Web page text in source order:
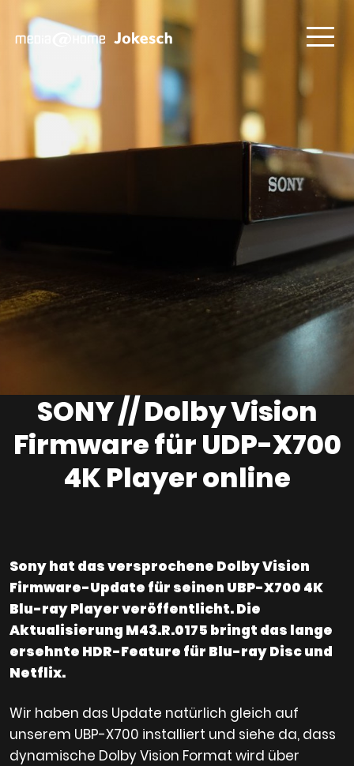
SONY // Dolby Vision
Firmware für UDP-X700
4K Player online
Sony hat das versprochene Dolby Vision
Firmware-Update für seinen UBP-X700 4K
Blu-ray Player veröffentlicht. Die
Aktualisierung M43.R.0175 bringt das lange
ersehnte HDR-Feature für Blu-ray Disc und
Netflix.
Wir haben das Update natürlich gleich auf
unserem UBP-X700 installiert und siehe da, dass
dynamische Dolby Vision Format wird über